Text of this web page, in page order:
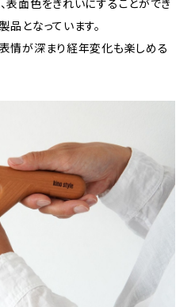
表面色をきれいにすることができ
品となっています。
情が深まり経年変化も楽しめる